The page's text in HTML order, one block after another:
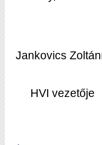
Jankovics
HVI vezetője